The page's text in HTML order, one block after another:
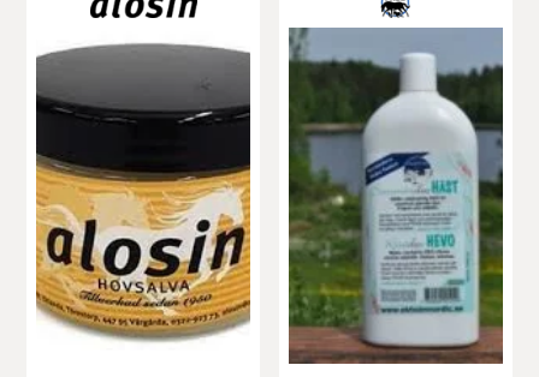
har
varianter.
De
olika
alternativen
kan
väljas
här
produkten
flera
varianter.
De
olika
alternativen
kan
väljas
på